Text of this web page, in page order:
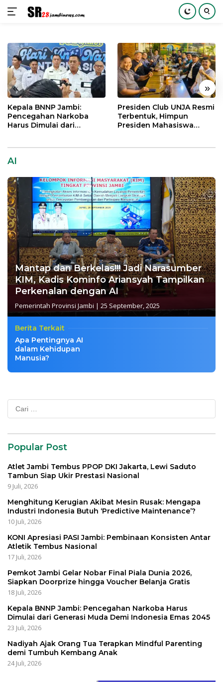
konten
« »
Kepala BNNP Jambi:
Pencegahan Narkoba
Harus Dimulai dari
Presiden Club UNJA Resmi
Terbentuk, Himpun
Presiden Mahasiswa
AI
Mantap dan Berkelas!!! Jadi Narasumber
KIM, Kadis Kominfo Ariansyah Tampilkan
Perkenalan dengan AI
Pemerintah Provinsi Jambi | 25 September, 2025
Berita Terkait
Apa Pentingnya AI
dalam Kehidupan
Manusia?
Popular Post
Atlet Jambi Tembus PPOP DKI Jakarta, Lewi Saduto
Tambun Siap Ukir Prestasi Nasional
9 Juli, 2026
Menghitung Kerugian Akibat Mesin Rusak: Mengapa
Industri Indonesia Butuh ‘Predictive Maintenance’?
10 Juli, 2026
KONI Apresiasi PASI Jambi: Pembinaan Konsisten Antar
Atletik Tembus Nasional
17 Juli, 2026
Pemkot Jambi Gelar Nobar Final Piala Dunia 2026,
Siapkan Doorprize hingga Voucher Belanja Gratis
18 Juli, 2026
Kepala BNNP Jambi: Pencegahan Narkoba Harus
Dimulai dari Generasi Muda Demi Indonesia Emas 2045
23 Juli, 2026
Nadiyah Ajak Orang Tua Terapkan Mindful Parenting
demi Tumbuh Kembang Anak
24 Juli, 2026